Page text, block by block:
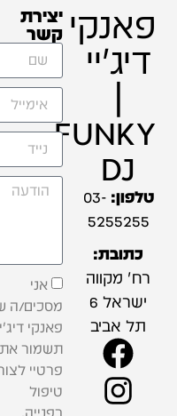
פאנקי
דיג'יי
|
FUNKY
DJ
טלפון: 03-
5255255
כתובת:
רח' מקווה
ישראל 6
תל אביב
יצירת
קשר
אני
מסכים/ה
פאנקי
תשמור את
פרטיי
טיפול